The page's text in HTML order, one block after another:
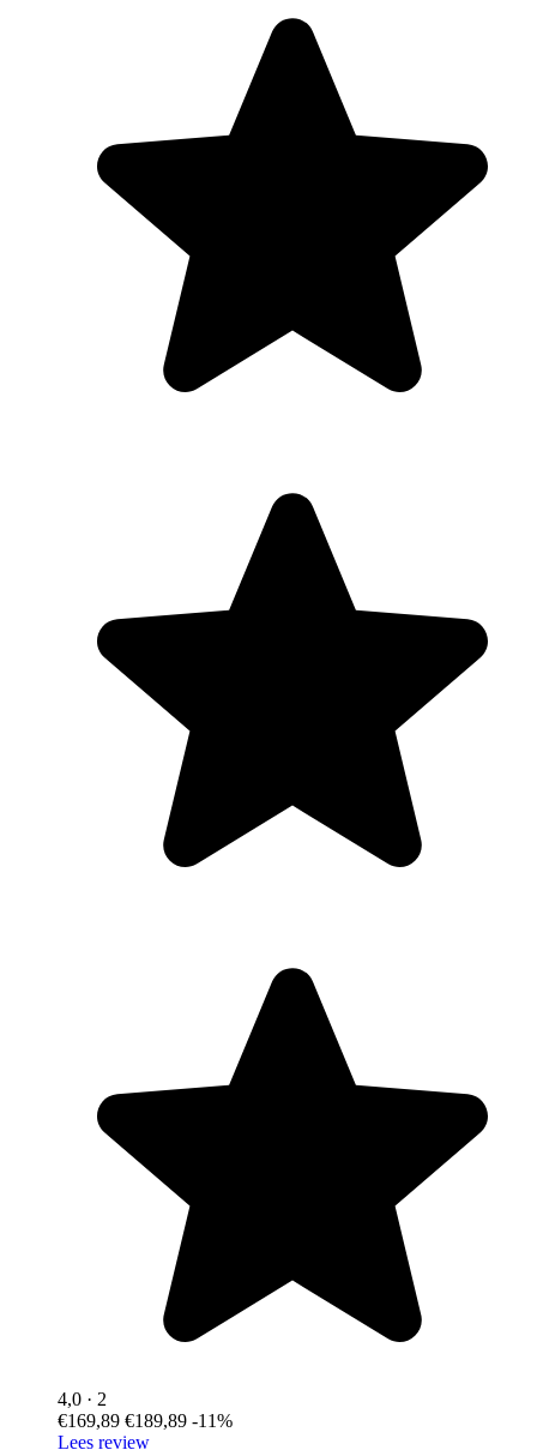
4,0 · 2
€169,89 €189,89 -11%
Lees review